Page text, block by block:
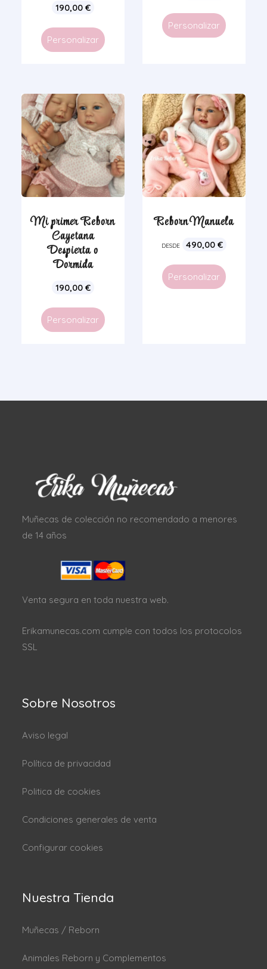
190,00 €
Personalizar
Personalizar
Mi primer Reborn
Cayetana
Despierta o
Dormida
190,00 €
Personalizar
Reborn Manuela
DESDE 490,00€
Personalizar
Muñecas de colección no recomendado a menores
de 14 años
Venta segura en toda nuestra web.
Erikamunecas.com cumple con todos los protocolos
SSL
Sobre Nosotros
Aviso legal
Política de privacidad
Politica de cookies
Condiciones generales de venta
Configurar cookies
Nuestra Tienda
Muñecas / Reborn
Animales Reborn y Complementos